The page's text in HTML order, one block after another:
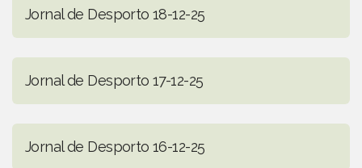
Jornal de Desporto 18-12-25
Jornal de Desporto 17-12-25
Jornal de Desporto 16-12-25